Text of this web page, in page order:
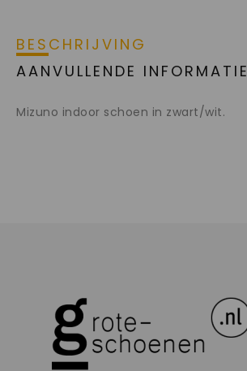
BESCHRIJVING
AANVULLENDE INFORMATIE
Mizuno indoor schoen in zwart/wit.